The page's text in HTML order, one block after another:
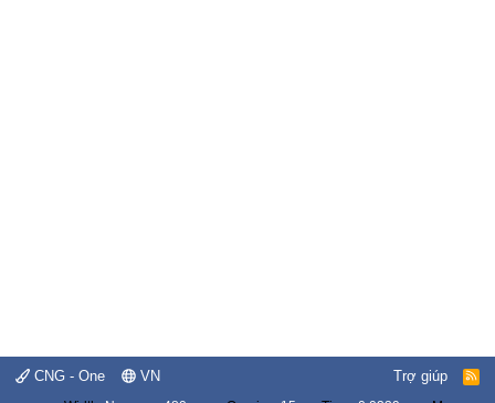
CNG - One VN Trợ giúp
R